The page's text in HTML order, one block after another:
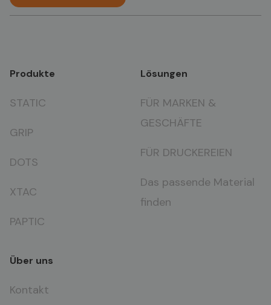
Produkte
STATIC
GRIP
DOTS
XTAC
PAPTIC
Lösungen
FÜR MARKEN &
GESCHÄFTE
FÜR DRUCKEREIEN
Das passende Material
finden
Über uns
Kontakt